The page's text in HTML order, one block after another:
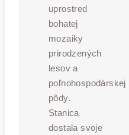
uprostred
bohatej
mozaiky
prirodzených
lesov a
poľnohospodárskej
pôdy.
Stanica
dostala svoje